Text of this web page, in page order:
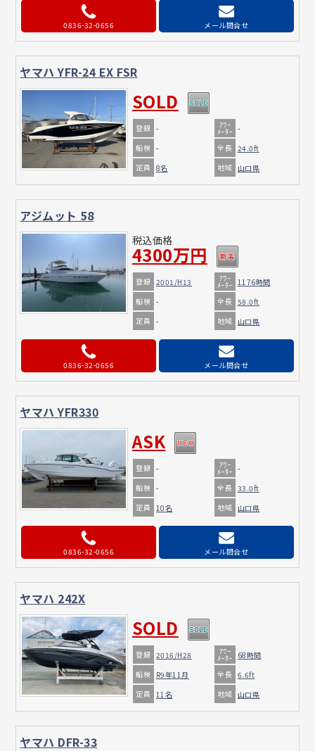
0836-32-0656 メール問合せ
ヤマハ YFR-24 EX FSR
SOLD
登録 - ｱﾜｰ
ﾒｰﾀｰ -
船検 - 全長 24.0ft
定員 8名 地域 山口県
アジムット 58
税込価格
4300万円
登録 2001/H13 ｱﾜｰ
ﾒｰﾀｰ 1176時間
船検 - 全長 58.0ft
定員 - 地域 山口県
0836-32-0656 メール問合せ
ヤマハ YFR330
ASK
登録 - ｱﾜｰ
ﾒｰﾀｰ -
船検 - 全長 33.0ft
定員 10名 地域 山口県
0836-32-0656 メール問合せ
ヤマハ 242X
SOLD
登録 2016/H28 ｱﾜｰ
ﾒｰﾀｰ 68時間
船検
R9年11月 全長 6.6ft
定員 11名 地域 山口県
ヤマハ DFR-33